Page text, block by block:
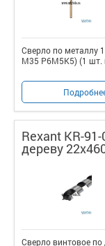
Сверло по металлу
M35 P6M5K5) (1 шт.
Rexant KR-
дереву
Сверло винтовое